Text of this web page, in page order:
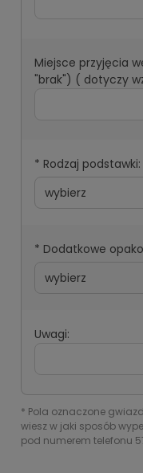
Miejsce przyjęcia
"brak") ( dotyczy
* Rodzaj podstawki:
* Dodatkowe
Uwagi:
* Pola oznaczone
wiesz w jaki sposób
pod numerem telefonu